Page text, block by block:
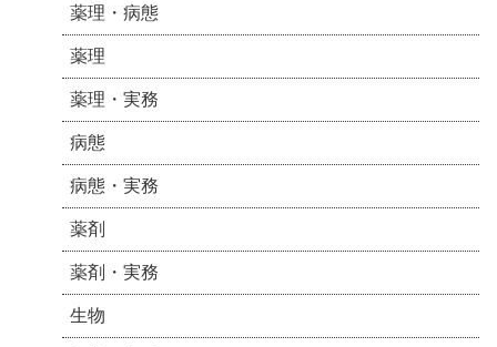
薬理・病態
薬理
薬理・実務
病態
病態・実務
薬剤
薬剤・実務
生物